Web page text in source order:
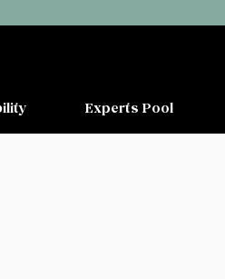
Experts Pool